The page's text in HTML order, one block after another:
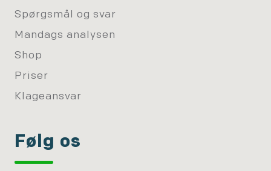
Spørgsmål og svar
Mandags analysen
Shop
Priser
Klageansvar
Følg os